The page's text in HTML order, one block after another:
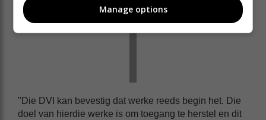
"Die DVI kan bevestig dat werke reeds begin het. Die
doel van hierdie werke is om toegang te herstel en dit
Manage options